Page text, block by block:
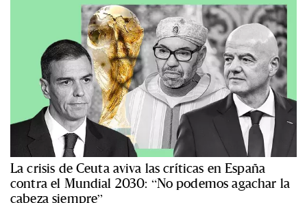
La crisis de Ceuta aviva las críticas en España
contra el Mundial 2030: “No podemos agachar la
cabeza siempre”